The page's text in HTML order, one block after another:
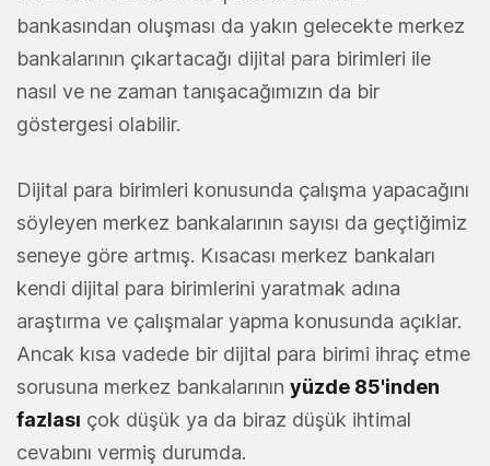
bankasından oluşması da yakın gelecekte merkez
bankalarının çıkartacağı dijital para birimleri ile
nasıl ve ne zaman tanışacağımızın da bir
göstergesi olabilir.
Dijital para birimleri konusunda çalışma yapacağını
söyleyen merkez bankalarının sayısı da geçtiğimiz
seneye göre artmış. Kısacası merkez bankaları
kendi dijital para birimlerini yaratmak adına
araştırma ve çalışmalar yapma konusunda açıklar.
Ancak kısa vadede bir dijital para birimi ihraç etme
sorusuna merkez bankalarının yüzde 85'inden
fazlası çok düşük ya da biraz düşük ihtimal
cevabını vermiş durumda.